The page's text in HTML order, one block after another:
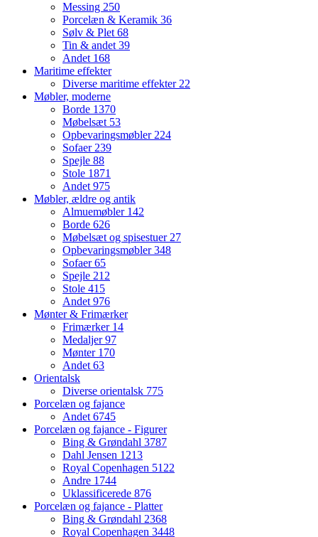
Messing 250
Porcelæn & Keramik 36
Sølv & Plet68
Tin & andet39
Andet 168
Maritime effekter
Diverse maritime effekter22
Møbler, moderne
Borde 1370
Møbelsæt 53
Opbevaringsmøbler224
Sofaer239
Spejle 88
Stole 1871
Andet975
Møbler, ældre og antik
Almuemøbler 142
Borde 626
Møbelsæt og spisestuer27
Opbevaringsmøbler348
Sofaer65
Spejle 212
Stole 415
Andet976
Mønter & Frimærker
Frimærker 14
Medaljer97
Mønter 170
Andet63
Orientalsk
Diverse orientalsk 775
Porcelæn og fajance
Andet6745
Porcelæn og fajance - Figurer
Bing & Grøndahl 3787
Dahl Jensen 1213
Royal Copenhagen 5122
Andre 1744
Uklassificerede 876
Porcelæn og fajance - Platter
Bing & Grøndahl 2368
Royal Copenhagen 3448